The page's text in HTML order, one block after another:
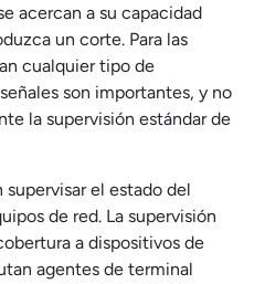
acercan a su capacidad
un corte. Para las
cualquier tipo de
son importantes, y no
la supervisión estándar de
el estado del
de red. La supervisión
a dispositivos de
agentes de terminal